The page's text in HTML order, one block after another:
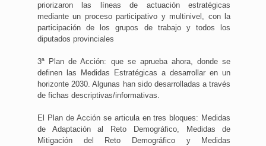
priorizaron las líneas de actuación estratégicas
mediante un proceso participativo y multinivel, con la
participación de los grupos de trabajo y todos los
diputados provinciales
3ª Plan de Acción: que se aprueba ahora, donde se
definen las Medidas Estratégicas a desarrollar en un
horizonte 2030. Algunas han sido desarrolladas a través
de fichas descriptivas/informativas.
El Plan de Acción se articula en tres bloques: Medidas
de Adaptación al Reto Demográfico, Medidas de
Mitigación del Reto Demográfico y Medidas